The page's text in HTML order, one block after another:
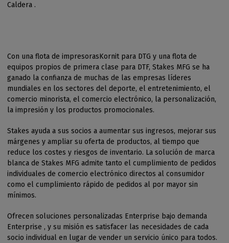
Caldera .
Con una flota de impresorasKornit para DTG y una flota de
equipos propios de primera clase para DTF, Stakes MFG se ha
ganado la confianza de muchas de las empresas líderes
mundiales en los sectores del deporte, el entretenimiento, el
comercio minorista, el comercio electrónico, la personalización,
la impresión y los productos promocionales.
Stakes ayuda a sus socios a aumentar sus ingresos, mejorar sus
márgenes y ampliar su oferta de productos, al tiempo que
reduce los costes y riesgos de inventario. La solución de marca
blanca de Stakes MFG admite tanto el cumplimiento de pedidos
individuales de comercio electrónico directos al consumidor
como el cumplimiento rápido de pedidos al por mayor sin
mínimos.
Ofrecen soluciones personalizadas Enterprise bajo demanda
Enterprise , y su misión es satisfacer las necesidades de cada
socio individual en lugar de vender un servicio único para todos.